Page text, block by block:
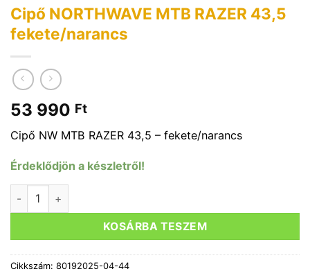
Cipő NORTHWAVE MTB RAZER 43,5
fekete/narancs
53 990 Ft
Cipő NW MTB RAZER 43,5 – fekete/narancs
Érdeklődjön a készletről!
Cipő NORTHWAVE MTB RAZER 43,5 fekete/narancs
KOSÁRBA TESZEM
Cikkszám: 80192025-04-44